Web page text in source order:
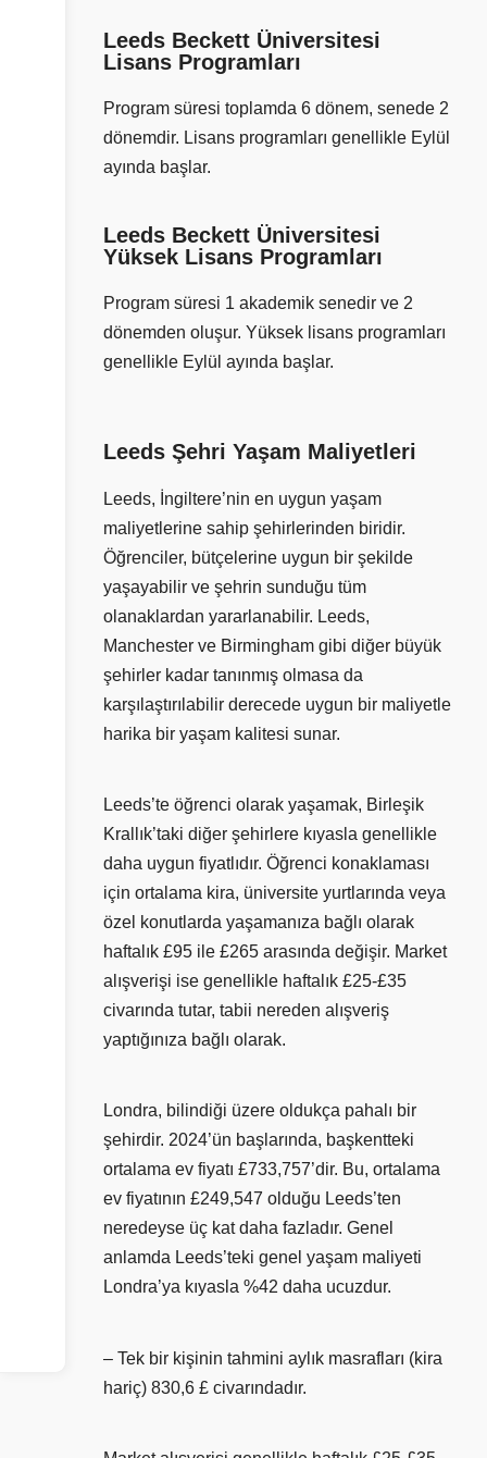
Leeds Beckett Üniversitesi
Lisans Programları
Program süresi toplamda 6 dönem, senede 2
dönemdir. Lisans programları genellikle Eylül
ayında başlar.
Leeds Beckett Üniversitesi
Yüksek Lisans Programları
Program süresi 1 akademik senedir ve 2
dönemden oluşur. Yüksek lisans programları
genellikle Eylül ayında başlar.
Leeds Şehri Yaşam Maliyetleri
Leeds, İngiltere’nin en uygun yaşam
maliyetlerine sahip şehirlerinden biridir.
Öğrenciler, bütçelerine uygun bir şekilde
yaşayabilir ve şehrin sunduğu tüm
olanaklardan yararlanabilir. Leeds,
Manchester ve Birmingham gibi diğer büyük
şehirler kadar tanınmış olmasa da
karşılaştırılabilir derecede uygun bir maliyetle
harika bir yaşam kalitesi sunar.
Leeds’te öğrenci olarak yaşamak, Birleşik
Krallık’taki diğer şehirlere kıyasla genellikle
daha uygun fiyatlıdır. Öğrenci konaklaması
için ortalama kira, üniversite yurtlarında veya
özel konutlarda yaşamanıza bağlı olarak
haftalık £95 ile £265 arasında değişir. Market
alışverişi ise genellikle haftalık £25-£35
civarında tutar, tabii nereden alışveriş
yaptığınıza bağlı olarak.
Londra, bilindiği üzere oldukça pahalı bir
şehirdir. 2024’ün başlarında, başkentteki
ortalama ev fiyatı £733,757’dir. Bu, ortalama
ev fiyatının £249,547 olduğu Leeds’ten
neredeyse üç kat daha fazladır. Genel
anlamda Leeds’teki genel yaşam maliyeti
Londra’ya kıyasla %42 daha ucuzdur.
– Tek bir kişinin tahmini aylık masrafları (kira
hariç) 830,6 £ civarındadır.